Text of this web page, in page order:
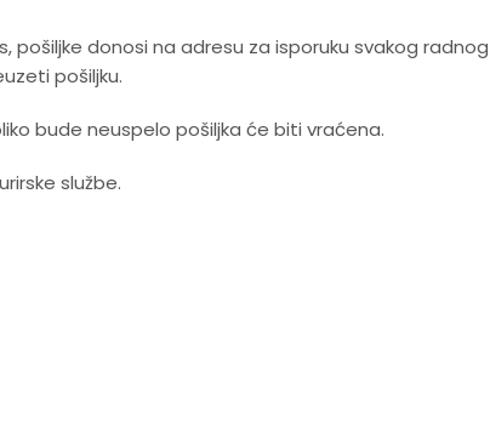
pošiljke donosi na adresu za isporuku svakog
pošiljku.
bude neuspelo pošiljka će biti vraćena.
službe.